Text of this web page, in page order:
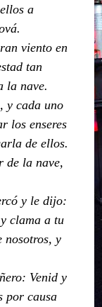
a
viento en
tan
la nave.
y cada uno
los enseres
de ellos.
de la nave,
y le dijo:
clama a tu
nosotros, y
Venid y
por causa